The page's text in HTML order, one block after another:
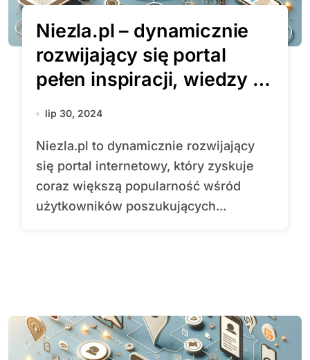
Niezla.pl – dynamicznie
rozwijający się portal
pełen inspiracji, wiedzy i
rozrywki
lip 30, 2024
Niezla.pl to dynamicznie rozwijający
się portal internetowy, który zyskuje
coraz większą popularność wśród
użytkowników poszukujących...